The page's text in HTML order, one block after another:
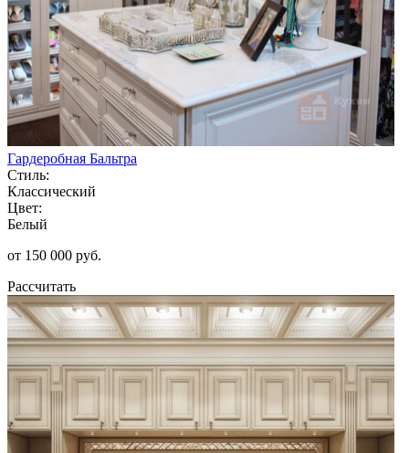
Гардеробная Бальтра
Стиль:
Классический
Цвет:
Белый
от 150 000 руб.
Рассчитать